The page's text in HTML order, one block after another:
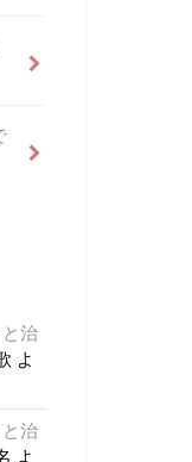
治
よ
治
よ